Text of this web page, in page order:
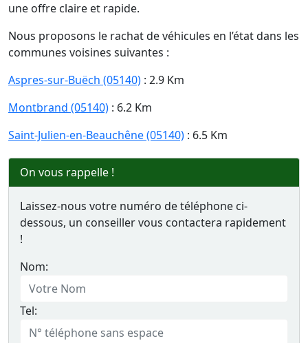
une offre claire et rapide.
Nous proposons le rachat de véhicules en l’état dans les
communes voisines suivantes :
Aspres-sur-Buëch (05140) : 2.9 Km
Montbrand (05140) : 6.2 Km
Saint-Julien-en-Beauchêne (05140) : 6.5 Km
On vous rappelle !
Laissez-nous votre numéro de téléphone ci-
dessous, un conseiller vous contactera rapidement
!
Nom:
Tel: